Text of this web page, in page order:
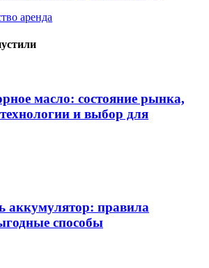
аренда
масло: состояние рынка,
и выбор для
аккумулятор: правила
способы